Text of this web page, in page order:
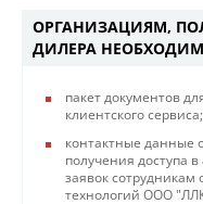
ОРГАНИЗАЦИЯМ,
ДИЛЕРА
пакет документов
клиентского сервиса;
контактные данные
получения доступа
заявок
технологий ООО